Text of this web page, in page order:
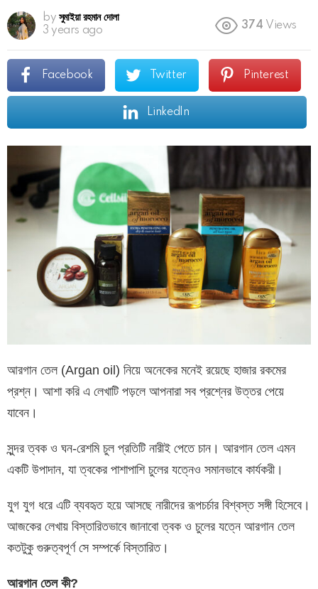
by সুমাইয়া রহমান দোলা
3 years ago
374 Views
Facebook Twitter Pinterest
LinkedIn
আরগান তেল (Argan oil) নিয়ে অনেকের মনেই রয়েছে হাজার রকমের
প্রশ্ন। আশা করি এ লেখাটি পড়লে আপনারা সব প্রশ্নের উত্তর পেয়ে
যাবেন।
সুন্দর ত্বক ও ঘন-রেশমি চুল প্রতিটি নারীই পেতে চান। আরগান তেল এমন
একটি উপাদান, যা ত্বকের পাশাপাশি চুলের যত্নেও সমানভাবে কার্যকরী।
যুগ যুগ ধরে এটি ব্যবহৃত হয়ে আসছে নারীদের রূপচর্চার বিশ্বস্ত সঙ্গী হিসেবে।
আজকের লেখায় বিস্তারিতভাবে জানাবো ত্বক ও চুলের যত্নে আরগান তেল
কতটুকু গুরুত্বপূর্ণ সে সম্পর্কে বিস্তারিত।
আরগান তেল কী?